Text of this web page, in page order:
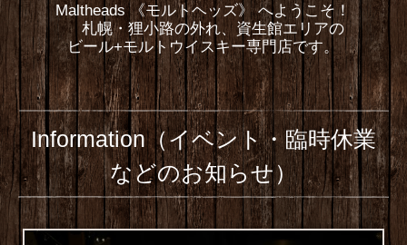
Maltheads 《モルトヘッズ》 へようこそ！
札幌・狸小路の外れ、資生館エリアの
ビール+モルトウイスキー専門店です。
Information（イベント・臨時休業
などのお知らせ）